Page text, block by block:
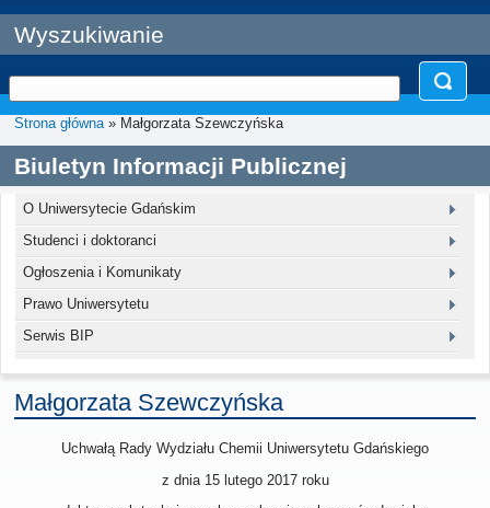
Wyszukiwanie
Strona główna» Małgorzata Szewczyńska
Biuletyn Informacji Publicznej
O Uniwersytecie Gdańskim
Studenci i doktoranci
Ogłoszenia i Komunikaty
Prawo Uniwersytetu
Serwis BIP
Małgorzata Szewczyńska
Uchwałą Rady Wydziału Chemii Uniwersytetu Gdańskiego
z dnia 15 lutego 2017roku